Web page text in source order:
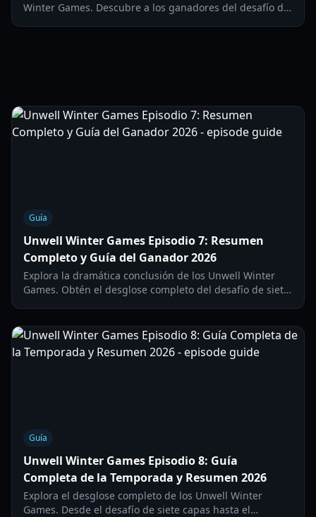
Winter Games. Descubre a los ganadores del desafío de
Guía
Unwell Winter Games Episodio 7: Resumen
Completo y Guía del Ganador 2026
Explora la dramática conclusión de los Unwell Winter
Games. Obtén el desglose completo del desafío de siete
Guía
Unwell Winter Games Episodio 8: Guía
Completa de la Temporada y Resumen 2026
Explora el desglose completo de los Unwell Winter
Games. Desde el desafío de siete capas hasta el